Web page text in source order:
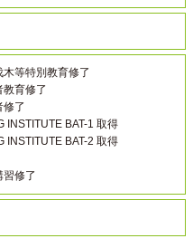
木等特別教育修了
教育修了
修了
INSTITUTE BAT-1 取得
INSTITUTE BAT-2 取得
習修了